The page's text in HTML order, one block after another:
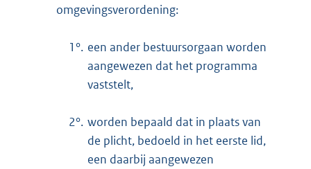
omgevingsverordening:
1°. een ander bestuursorgaan worden
aangewezen dat het programma
vaststelt,
2°. worden bepaald dat in plaats van
de plicht, bedoeld in het eerste lid,
een daarbij aangewezen